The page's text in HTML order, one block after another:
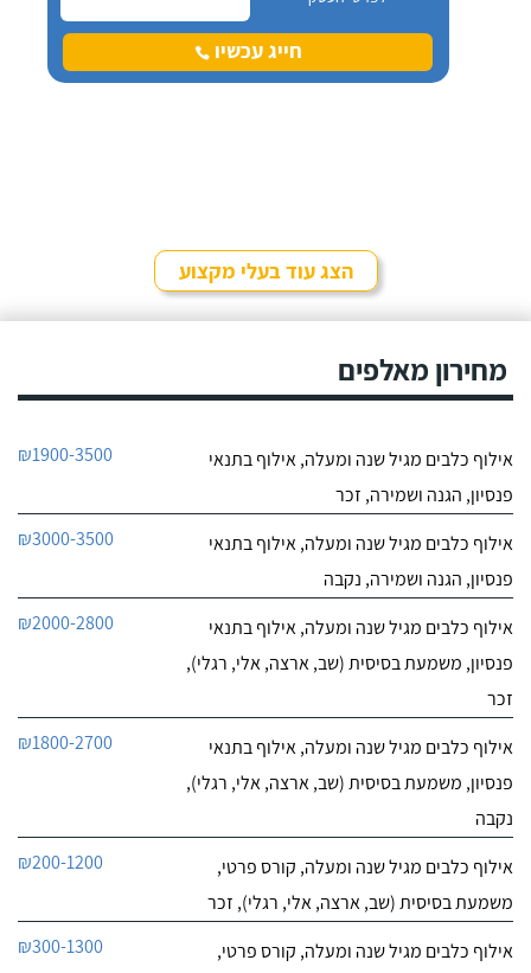
חייג עכשיו
הצג עוד בעלי מקצוע
מחירון מאלפים
אילוף כלבים מגיל שנה ומעלה, אילוף בתנאי
פנסיון, הגנה ושמירה, זכר
₪1900-3500
אילוף כלבים מגיל שנה ומעלה, אילוף בתנאי
פנסיון, הגנה ושמירה, נקבה
₪3000-3500
אילוף כלבים מגיל שנה ומעלה, אילוף בתנאי
פנסיון, משמעת בסיסית (שב, ארצה, אלי, רגלי),
זכר
₪2000-2800
אילוף כלבים מגיל שנה ומעלה, אילוף בתנאי
פנסיון, משמעת בסיסית (שב, ארצה, אלי, רגלי),
נקבה
₪1800-2700
אילוף כלבים מגיל שנה ומעלה, קורס פרטי,
משמעת בסיסית (שב, ארצה, אלי, רגלי), זכר
₪200-1200
אילוף כלבים מגיל שנה ומעלה, קורס פרטי,
₪300-1300